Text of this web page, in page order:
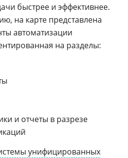
быстрее и эффективнее.
на карте представлена
автоматизации
на разделы:
и отчеты в разрезе
унифицированных